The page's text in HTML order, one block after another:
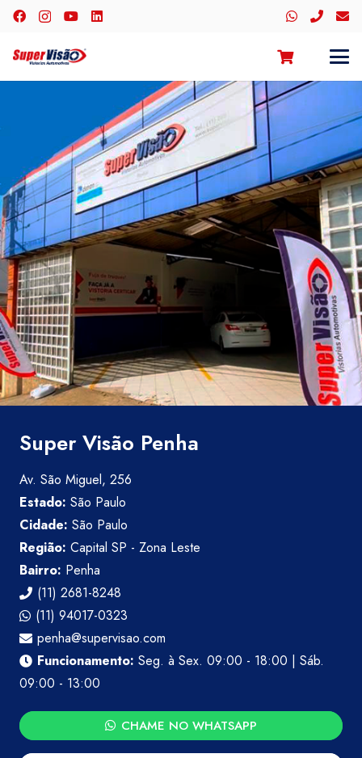
Super Visão Penha
Av. São Miguel, 256
Estado: São Paulo
Cidade: São Paulo
Região: Capital SP - Zona Leste
Bairro: Penha
(11) 2681-8248
(11) 94017-0323
penha@supervisao.com
Funcionamento:Seg. à Sex. 09:00 - 18:00 | Sáb.
09:00 - 13:00
CHAME NO WHATSAPP